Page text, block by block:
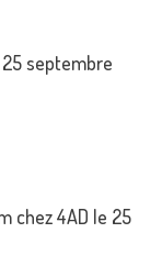
septembre
chez 4AD le 25